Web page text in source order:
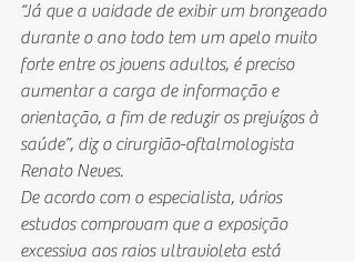
“Já que a vaidade de exibir um bronzeado
durante o ano todo tem um apelo muito
forte entre os jovens adultos, é preciso
aumentar a carga de informação e
orientação, a fim de reduzir os prejuízos à
saúde”, diz o cirurgião-oftalmologista
Renato Neves.
De acordo com o especialista, vários
estudos comprovam que a exposição
excessiva aos raios ultravioleta está